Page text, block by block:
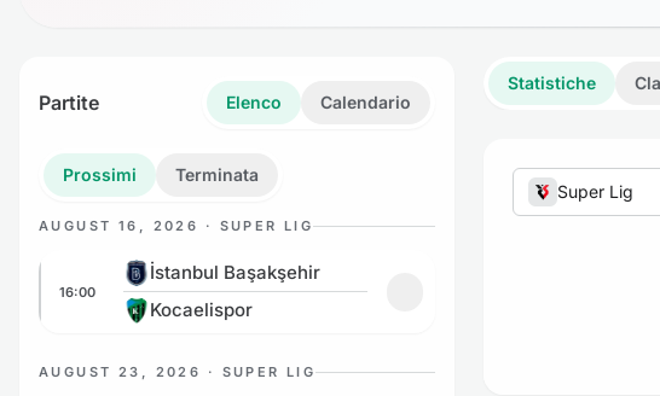
Partite Elenco Calendario
Prossimi Terminata
AUGUST 16, 2026 · SUPER LIG
İstanbul Başakşehir vs Kocaelispor
16:00
İstanbul Başakşehir
Kocaelispor
Aggiungi ai preferiti: İstanbul
AUGUST 23, 2026 · SUPER LIG
Statistiche
Super Lig